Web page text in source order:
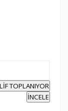
TOPLANIYOR
İNCELE